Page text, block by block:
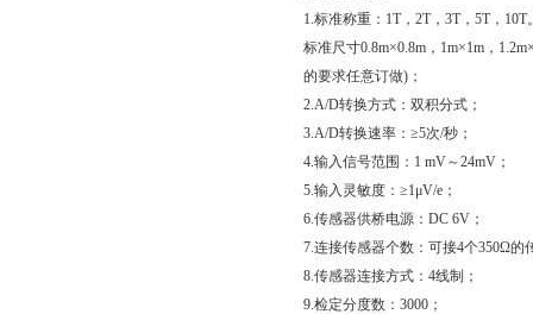
1.标准称重：1T，2T，3T，5T，10T
标准尺寸0.8m×0.8m，1m×1m，
的要求任意订做)；
2.A/D转换方式：双积分式；
3.A/D转换速率：≥5次/秒；
4.输入信号范围：1 mV～24mV；
5.输入灵敏度：≥1μV/e；
6.传感器供桥电源：DC 6V；
7.连接传感器个数：可接4个350Ω的
8.传感器连接方式：4线制；
9.检定分度数：3000；